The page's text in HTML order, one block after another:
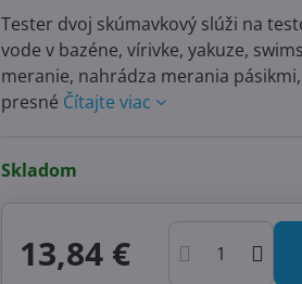
Tester dvoj skúmavkový slúži na
vode v bazéne, vírivke, yakuze,
meranie, nahrádza merania
presné Čítajte viac
Skladom
13,84 €